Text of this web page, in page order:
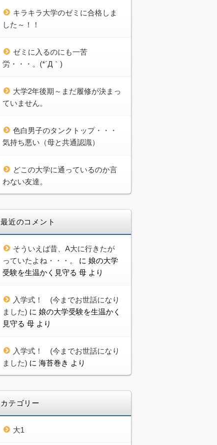
キラキラ大学のゼミに合格しま
した～！！
ゼミに入るのにも一苦
労・・・。(*´Д｀)
大学2年後期～まだ履修が決まっ
ていません。
色白男子のタンクトップ・・・
気持ち悪い（母と共通認識）
どこの大学に通っているのか言
わない友達。
最近のコメント
そういえば昔、A大に行きたが
っていたよね・・・。
に 娘の大学
受験を生温かく見守る 母 より
入学式！ (今までお世話になり
ました) に 娘の大学受験を生温かく
見守る 母 より
入学式！ (今までお世話になり
ました) に 海苔巻き より
カテゴリー
大1